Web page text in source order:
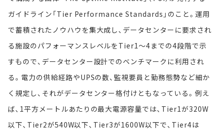
ガイドライン「Tier Performance Standards」のこと。運用
で蓄積されたノウハウを集大成し、データセンターに要求され
る施設のパフォーマンスレベルをTier1～4までの4段階で示
すもので、データセンター設計でのベンチマークに利用され
る。電力の供給経路やUPSの数、監視要員と勤務態勢など細か
く規定し、それがデータセンター格付けともなっている。例え
ば、1平方メートルあたりの最大電源容量では、Tier1が320W
以下、Tier2が540W以下、Tier3が1600W以下で、Tier4は